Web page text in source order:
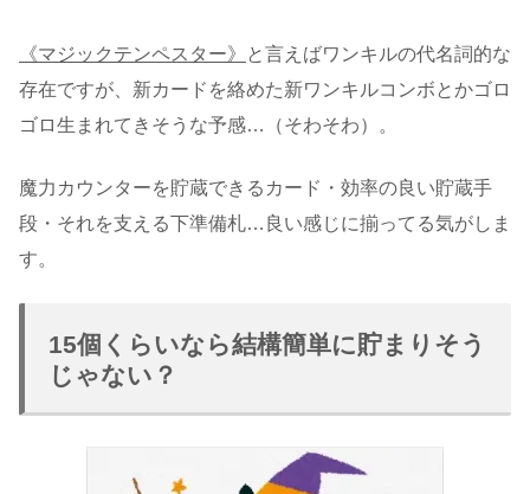
《マジックテンペスター》
と言えばワンキルの代名詞的な
存在ですが、新カードを絡めた新ワンキルコンボとかゴロ
ゴロ生まれてきそうな予感…（そわそわ）。
魔力カウンターを貯蔵できるカード・効率の良い貯蔵手
段・それを支える下準備札…良い感じに揃ってる気がしま
す。
15個くらいなら結構簡単に貯まりそう
じゃない？